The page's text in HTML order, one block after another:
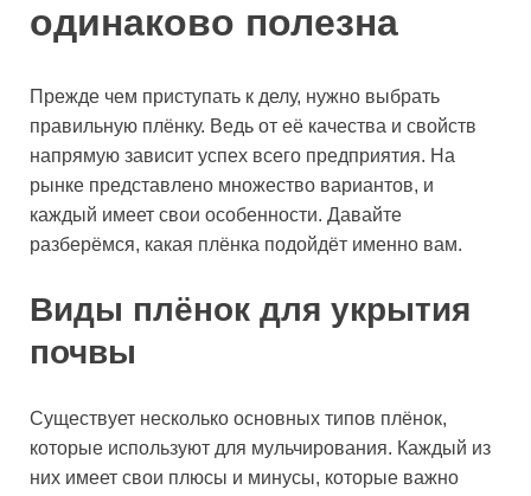
одинаково полезна
Прежде чем приступать к делу, нужно выбрать
правильную плёнку. Ведь от её качества и свойств
напрямую зависит успех всего предприятия. На
рынке представлено множество вариантов, и
каждый имеет свои особенности. Давайте
разберёмся, какая плёнка подойдёт именно вам.
Виды плёнок для укрытия
почвы
Существует несколько основных типов плёнок,
которые используют для мульчирования. Каждый из
них имеет свои плюсы и минусы, которые важно